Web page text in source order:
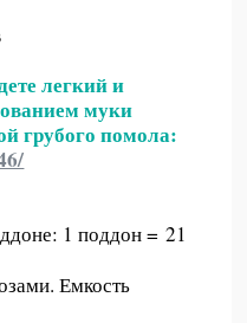
легкий и
муки
грубого помола:
1 поддон = 21
Емкость